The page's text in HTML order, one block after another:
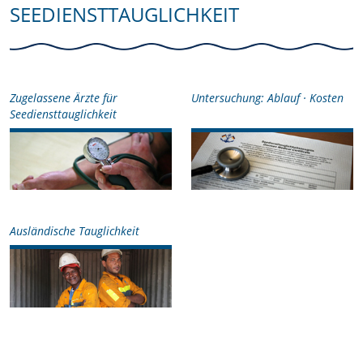
SEEDIENSTTAUGLICHKEIT
Zugelassene Ärzte für
Seediensttauglichkeit
Untersuchung: Ablauf · Kosten
Ausländische Tauglichkeit